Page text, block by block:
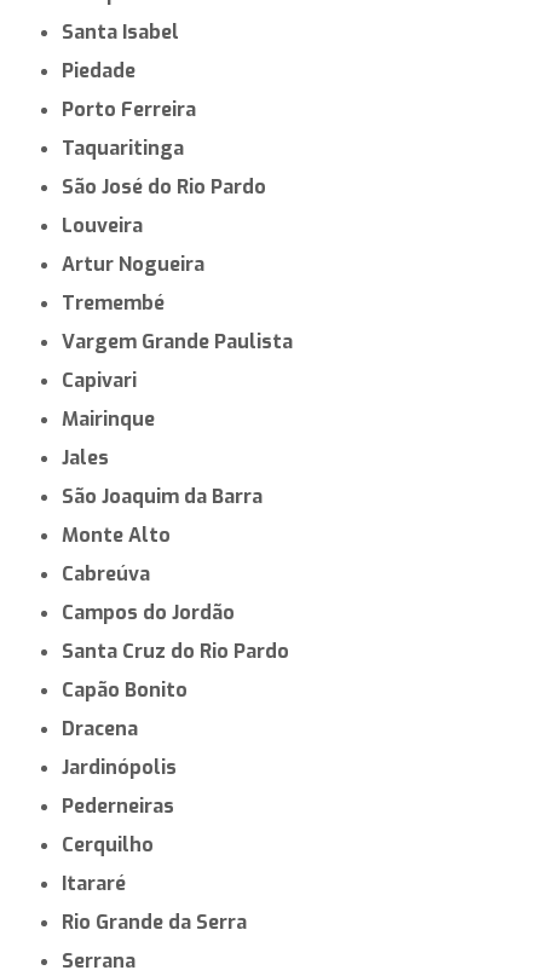
Santa Isabel
Piedade
Porto Ferreira
Taquaritinga
São José do Rio Pardo
Louveira
Artur Nogueira
Tremembé
Vargem Grande Paulista
Capivari
Mairinque
Jales
São Joaquim da Barra
Monte Alto
Cabreúva
Campos do Jordão
Santa Cruz do Rio Pardo
Capão Bonito
Dracena
Jardinópolis
Pederneiras
Cerquilho
Itararé
Rio Grande da Serra
Serrana